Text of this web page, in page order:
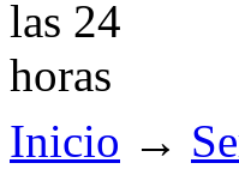
Inicio →